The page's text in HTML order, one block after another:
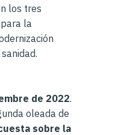
los tres
la
de 2022.
oleada de
sobre la